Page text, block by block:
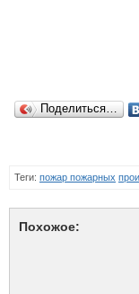
Поделиться…
Теги: пожар пожарных
Похожое: